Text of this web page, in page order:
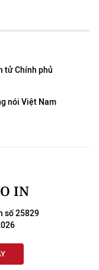
tử Chính phủ
nói Việt Nam
IN
số 25829